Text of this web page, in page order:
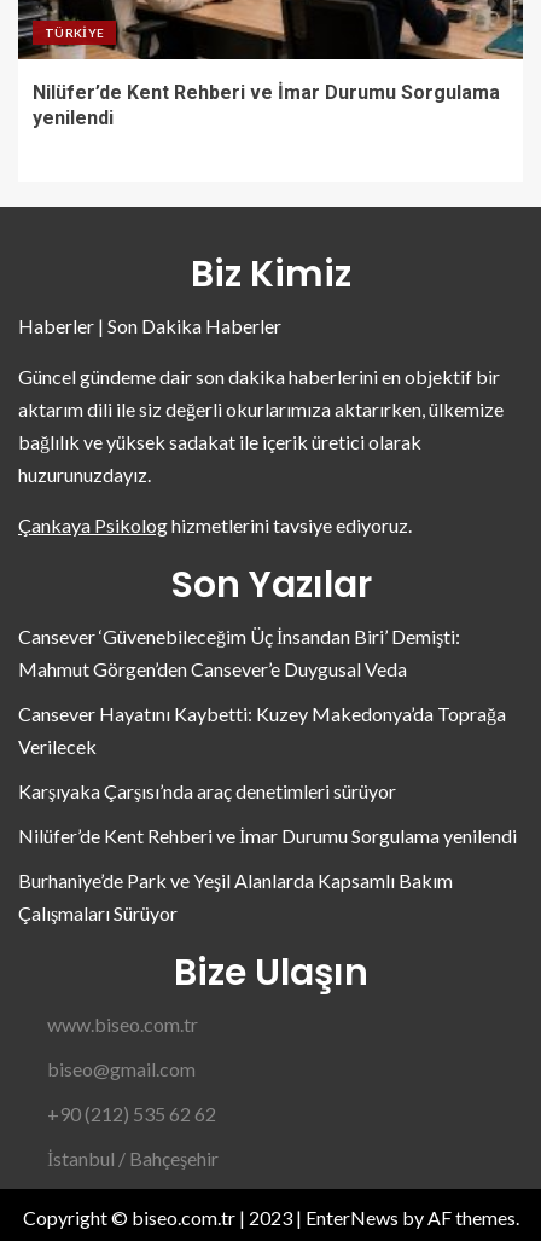
TÜRKIYE
Nilüfer’de Kent Rehberi ve İmar Durumu Sorgulama
yenilendi
Biz Kimiz
Haberler | Son Dakika Haberler
Güncel gündeme dair son dakika haberlerini en objektif bir
aktarım dili ile siz değerli okurlarımıza aktarırken, ülkemize
bağlılık ve yüksek sadakat ile içerik üretici olarak
huzurunuzdayız.
Çankaya Psikologhizmetlerini tavsiye ediyoruz.
Son Yazılar
Cansever ‘Güvenebileceğim Üç İnsandan Biri’ Demişti:
Mahmut Görgen’den Cansever’e Duygusal Veda
Cansever Hayatını Kaybetti: Kuzey Makedonya’da Toprağa
Verilecek
Karşıyaka Çarşısı’nda araç denetimleri sürüyor
Nilüfer’de Kent Rehberi ve İmar Durumu Sorgulama yenilendi
Burhaniye’de Park ve Yeşil Alanlarda Kapsamlı Bakım
Çalışmaları Sürüyor
Bize Ulaşın
www.biseo.com.tr
biseo@gmail.com
+90 (212) 535 62 62
İstanbul / Bahçeşehir
Copyright © biseo.com.tr | 2023 | EnterNews by AF themes.